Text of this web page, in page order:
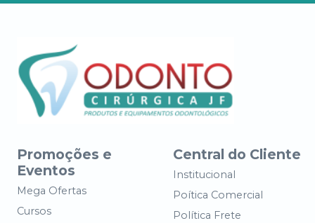
Promoções e
Eventos
Mega Ofertas
Cursos
Central do Cliente
Institucional
Poítica Comercial
Política Frete